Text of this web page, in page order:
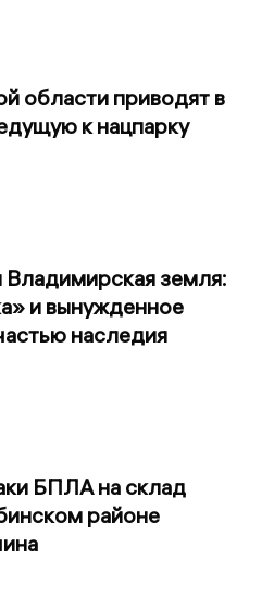
области приводят в
к нацпарку
Владимирская земля:
и вынужденное
наследия
БПЛА на склад
районе